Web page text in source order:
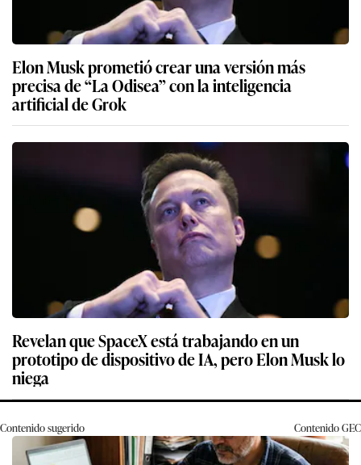
Elon Musk prometió crear una versión más
precisa de “La Odisea” con la inteligencia
artificial de Grok
Revelan que SpaceX está trabajando en un
prototipo de dispositivo de IA, pero Elon Musk lo
niega
Contenido sugerido ContenidoGEC